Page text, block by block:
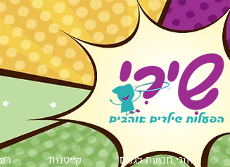
קייטנות חוגי תנועה לגנים